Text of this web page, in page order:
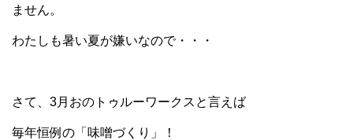
ません。
わたしも暑い夏が嫌いなので・・・
さて、3月おのトゥルーワークスと言えば
毎年恒例の「味噌づくり」！